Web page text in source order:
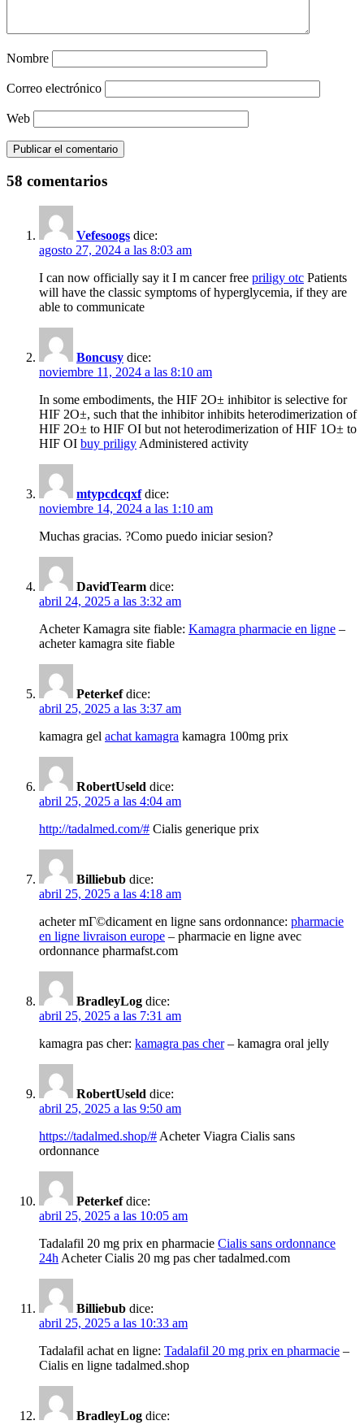
Nombre
Correo electrónico
Web
58 comentarios
Vefesoogs dice:
agosto 27, 2024 a las 8:03 am
I can now officially say it I m cancer free priligy otc Patients
will have the classic symptoms of hyperglycemia, if they are
able to communicate
Boncusy dice:
noviembre 11, 2024 a las 8:10 am
In some embodiments, the HIF 2О± inhibitor is selective for
HIF 2О±, such that the inhibitor inhibits heterodimerization of
HIF 2О± to HIF ОІ but not heterodimerization of HIF 1О± to
HIF ОІ buy priligy Administered activity
mtypcdcqxf dice:
noviembre 14, 2024 a las 1:10 am
Muchas gracias. ?Como puedo iniciar sesion?
DavidTearm dice:
abril 24, 2025 a las 3:32 am
Acheter Kamagra site fiable: Kamagra pharmacie en ligne –
acheter kamagra site fiable
Peterkef dice:
abril 25, 2025 a las 3:37 am
kamagra gel achat kamagra kamagra 100mg prix
RobertUseld dice:
abril 25, 2025 a las 4:04 am
http://tadalmed.com/# Cialis generique prix
Billiebub dice:
abril 25, 2025 a las 4:18 am
acheter mГ©dicament en ligne sans ordonnance: pharmacie
en ligne livraison europe – pharmacie en ligne avec
ordonnance pharmafst.com
BradleyLog dice:
abril 25, 2025 a las 7:31 am
kamagra pas cher: kamagra pas cher– kamagra oral jelly
RobertUseld dice:
abril 25, 2025 a las 9:50 am
https://tadalmed.shop/# Acheter Viagra Cialis sans
ordonnance
Peterkef dice:
abril 25, 2025 a las 10:05 am
Tadalafil 20 mg prix en pharmacie Cialis sans ordonnance
24h Acheter Cialis 20 mg pas cher tadalmed.com
Billiebub dice:
abril 25, 2025 a las 10:33 am
Tadalafil achat en ligne: Tadalafil 20 mg prix en pharmacie –
Cialis en ligne tadalmed.shop
BradleyLog dice: